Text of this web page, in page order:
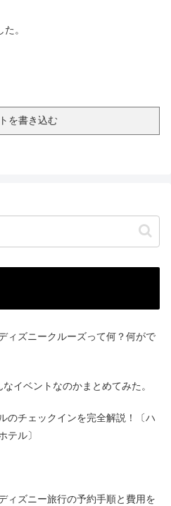
。
を書き込む
ィズニークルーズって何？何がで
イベントなのかまとめてみた。
のチェックインを完全解説！〔ハ
テル〕
ィズニー旅行の予約手順と費用を